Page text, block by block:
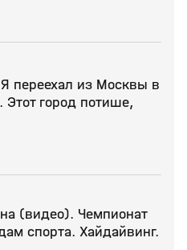
переехал из Москвы в
Этот город потише,
(видео). Чемпионат
спорта. Хайдайвинг.